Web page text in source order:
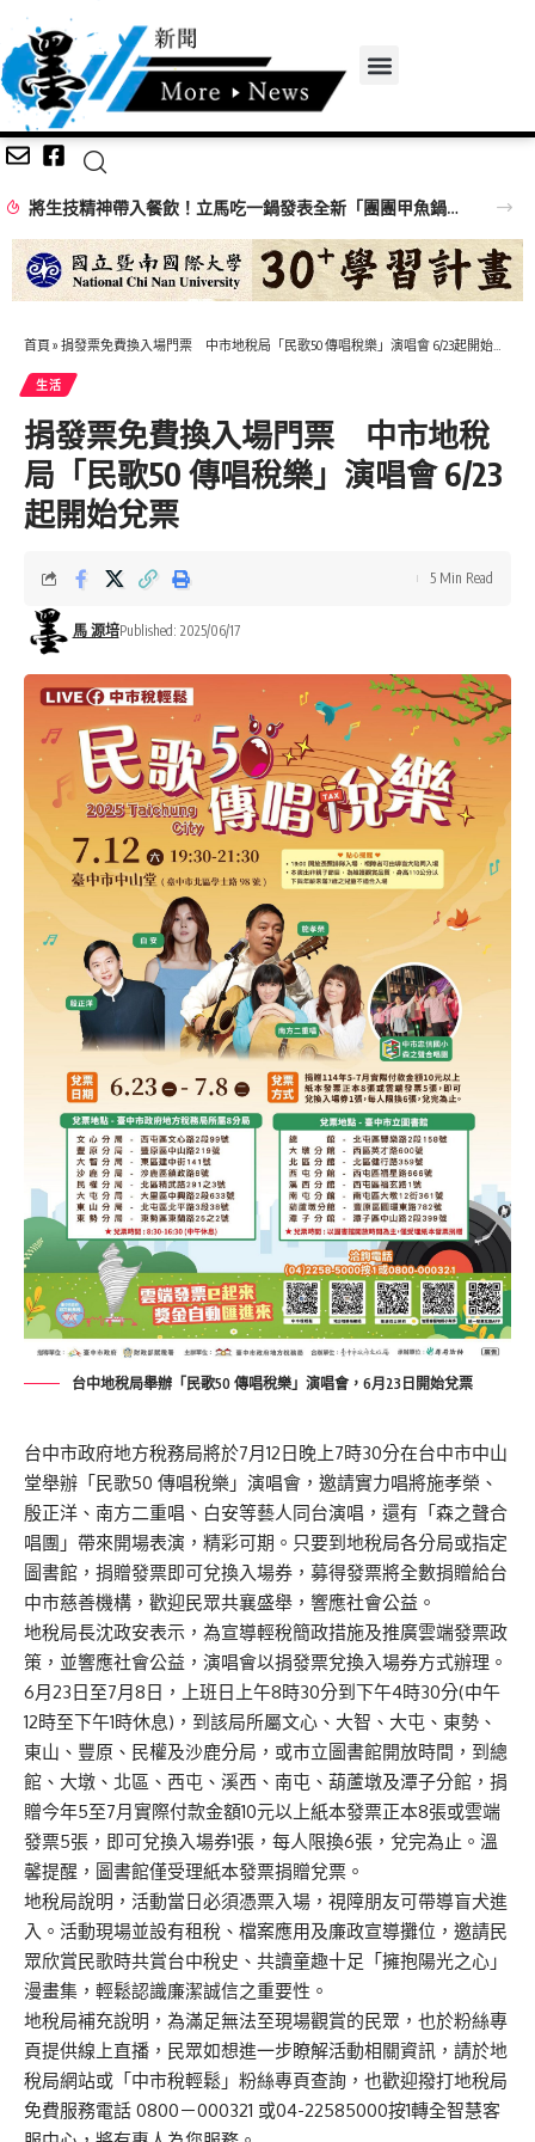
將生技精神帶入餐飲！立馬吃一鍋發表全新「團團甲魚鍋」 搶攻特色鍋物市場
首頁 » 捐發票免費換入場門票 中市地稅局「民歌50 傳唱稅樂」演唱會 6/23起開始兌票
生活
捐發票免費換入場門票 中市地稅
局「民歌50 傳唱稅樂」演唱會 6/23
起開始兌票
馬 源培Published: 2025/06/17
5 Min Read
台中地稅局舉辦「民歌50 傳唱稅樂」演唱會，6月23日開始兌票
台中市政府地方稅務局將於7月12日晚上7時30分在台中市中山
堂舉辦「民歌50 傳唱稅樂」演唱會，邀請實力唱將施孝榮、
殷正洋、南方二重唱、白安等藝人同台演唱，還有「森之聲合
唱團」帶來開場表演，精彩可期。只要到地稅局各分局或指定
圖書館，捐贈發票即可兌換入場券，募得發票將全數捐贈給台
中市慈善機構，歡迎民眾共襄盛舉，響應社會公益。
地稅局長沈政安表示，為宣導輕稅簡政措施及推廣雲端發票政
策，並響應社會公益，演唱會以捐發票兌換入場券方式辦理。
6月23日至7月8日，上班日上午8時30分到下午4時30分(中午
12時至下午1時休息)，到該局所屬文心、大智、大屯、東勢、
東山、豐原、民權及沙鹿分局，或市立圖書館開放時間，到總
館、大墩、北區、西屯、溪西、南屯、葫蘆墩及潭子分館，捐
贈今年5至7月實際付款金額10元以上紙本發票正本8張或雲端
發票5張，即可兌換入場券1張，每人限換6張，兌完為止。溫
馨提醒，圖書館僅受理紙本發票捐贈兌票。
地稅局說明，活動當日必須憑票入場，視障朋友可帶導盲犬進
入。活動現場並設有租稅、檔案應用及廉政宣導攤位，邀請民
眾欣賞民歌時共賞台中稅史、共讀童趣十足「擁抱陽光之心」
漫畫集，輕鬆認識廉潔誠信之重要性。
地稅局補充說明，為滿足無法至現場觀賞的民眾，也於粉絲專
頁提供線上直播，民眾如想進一步瞭解活動相關資訊，請於地
稅局網站或「中市稅輕鬆」粉絲專頁查詢，也歡迎撥打地稅局
免費服務電話 0800－000321 或04-22585000按1轉全智慧客